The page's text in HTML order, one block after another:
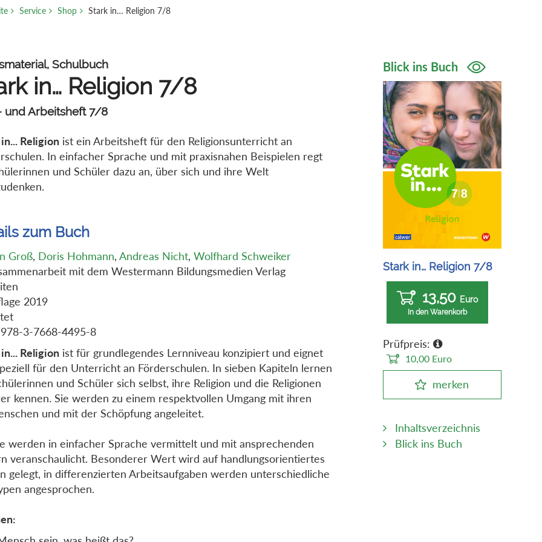
Service Shop Stark in… Religion 7/8
Schulbuch
in… Religion 7/8
und Arbeitsheft 7/8
Religion ist ein Arbeitsheft für den Religionsunterricht an
In einfacher Sprache und mit praxisnahen Beispielen regt
und Schüler dazu an, über sich und ihre Welt
zum Buch
Groß, Doris Hohmann,Andreas Nicht,Wolfhard Schweiker
mit dem Westermann Bildungsmedien Verlag
2019
3-7668-4495-8
Religion ist für grundlegendes Lernniveau konzipiert und eignet
für den Unterricht an Förderschulen. In sieben Kapiteln lernen
und Schüler sich selbst, ihre Religion und die Religionen
kennen. Sie werden zu einem respektvollen Umgang mit ihren
und mit der Schöpfung angeleitet.
werden in einfacher Sprache vermittelt und mit ansprechenden
veranschaulicht. Besonderer Wert wird auf handlungsorientiertes
gelegt, in differenzierten Arbeitsaufgaben werden unterschiedliche
angesprochen.
Blick ins Buch
Stark in… Religion 7/8
13,50 Euro
In den Warenkorb
Prüfpreis:
10,00 Euro
merken
Inhaltsverzeichnis
Blick ins Buch